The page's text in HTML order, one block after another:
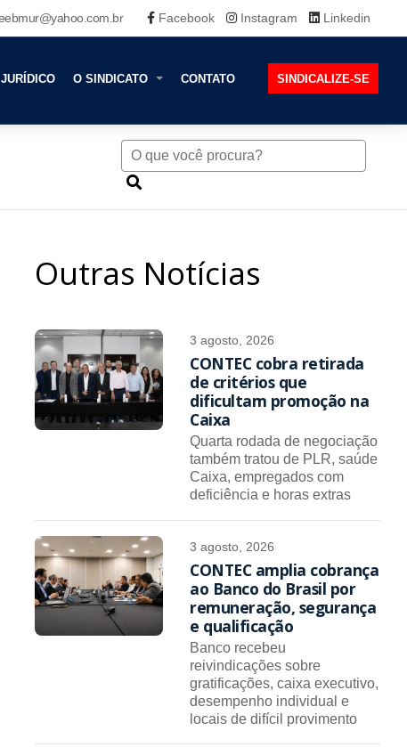
Facebook Instagram Linkedin
JURÍDICO O SINDICATO CONTATO SINDICALIZE-SE
Outras Notícias
3 agosto, 2026
CONTEC cobra retirada
de critérios que
dificultam promoção na
Caixa
Quarta rodada de negociação
também tratou de PLR, saúde
Caixa, empregados com
deficiência e horas extras
3 agosto, 2026
CONTEC amplia cobrança
ao Banco do Brasil por
remuneração, segurança
e qualificação
Banco recebeu
reivindicações sobre
gratificações, caixa executivo,
desempenho individual e
locais de difícil provimento